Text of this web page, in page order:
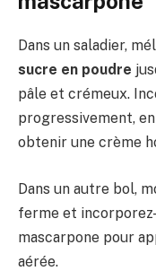
Dans un saladier,
sucre en poudre
pâle et crémeux.
progressivement,
obtenir une crème
Dans un autre bol,
ferme et
mascarpone pour
aérée.